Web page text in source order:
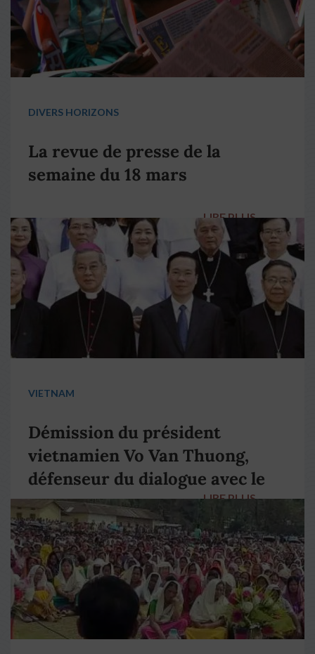
DIVERS HORIZONS
La revue de presse de la
semaine du 18 mars
LIRE PLUS →
VIETNAM
Démission du président
vietnamien Vo Van Thuong,
défenseur du dialogue avec le
pape François
LIRE PLUS →